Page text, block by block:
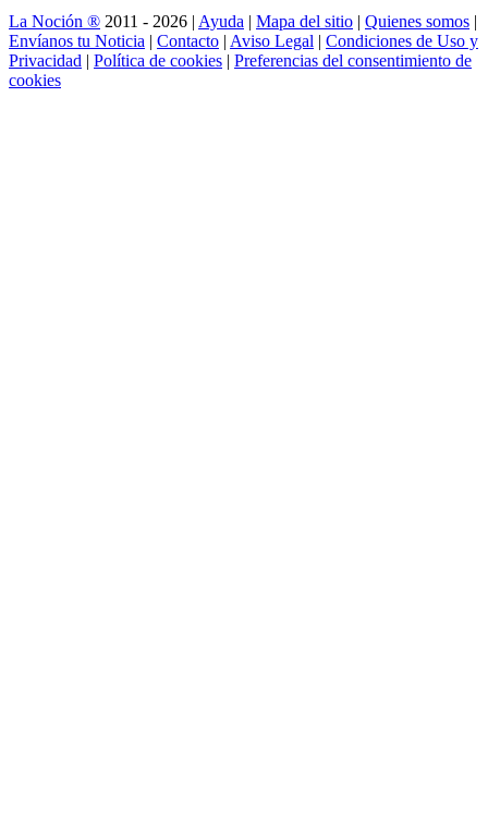
La Noción ® 2011 - 2026 | Ayuda | Mapa del sitio | Quienes somos |
Envíanos tu Noticia | Contacto | Aviso Legal | Condiciones de Uso y
Privacidad | Política de cookies | Preferencias del consentimiento de
cookies